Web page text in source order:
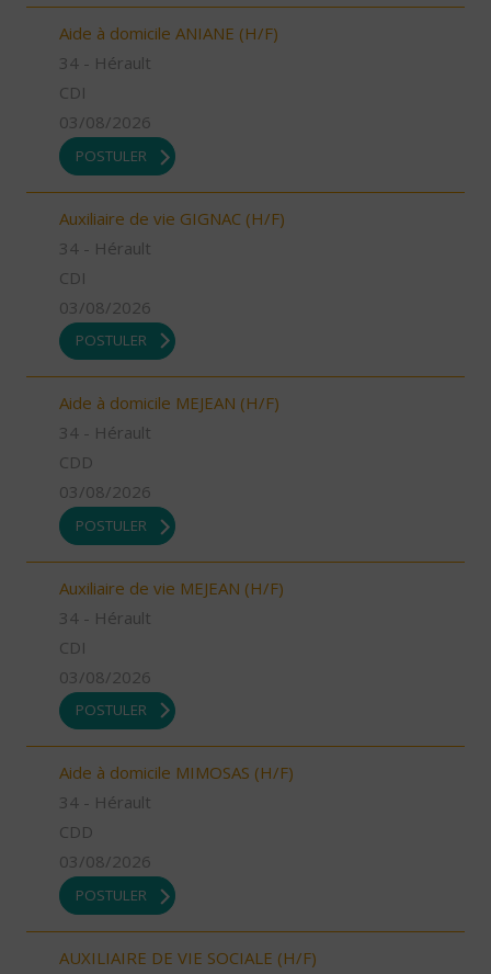
Aide à domicile ANIANE (H/F)
34 - Hérault
CDI
03/08/2026
POSTULER
Auxiliaire de vie GIGNAC (H/F)
34 - Hérault
CDI
03/08/2026
POSTULER
Aide à domicile MEJEAN (H/F)
34 - Hérault
CDD
03/08/2026
POSTULER
Auxiliaire de vie MEJEAN (H/F)
34 - Hérault
CDI
03/08/2026
POSTULER
Aide à domicile MIMOSAS (H/F)
34 - Hérault
CDD
03/08/2026
POSTULER
AUXILIAIRE DE VIE SOCIALE (H/F)